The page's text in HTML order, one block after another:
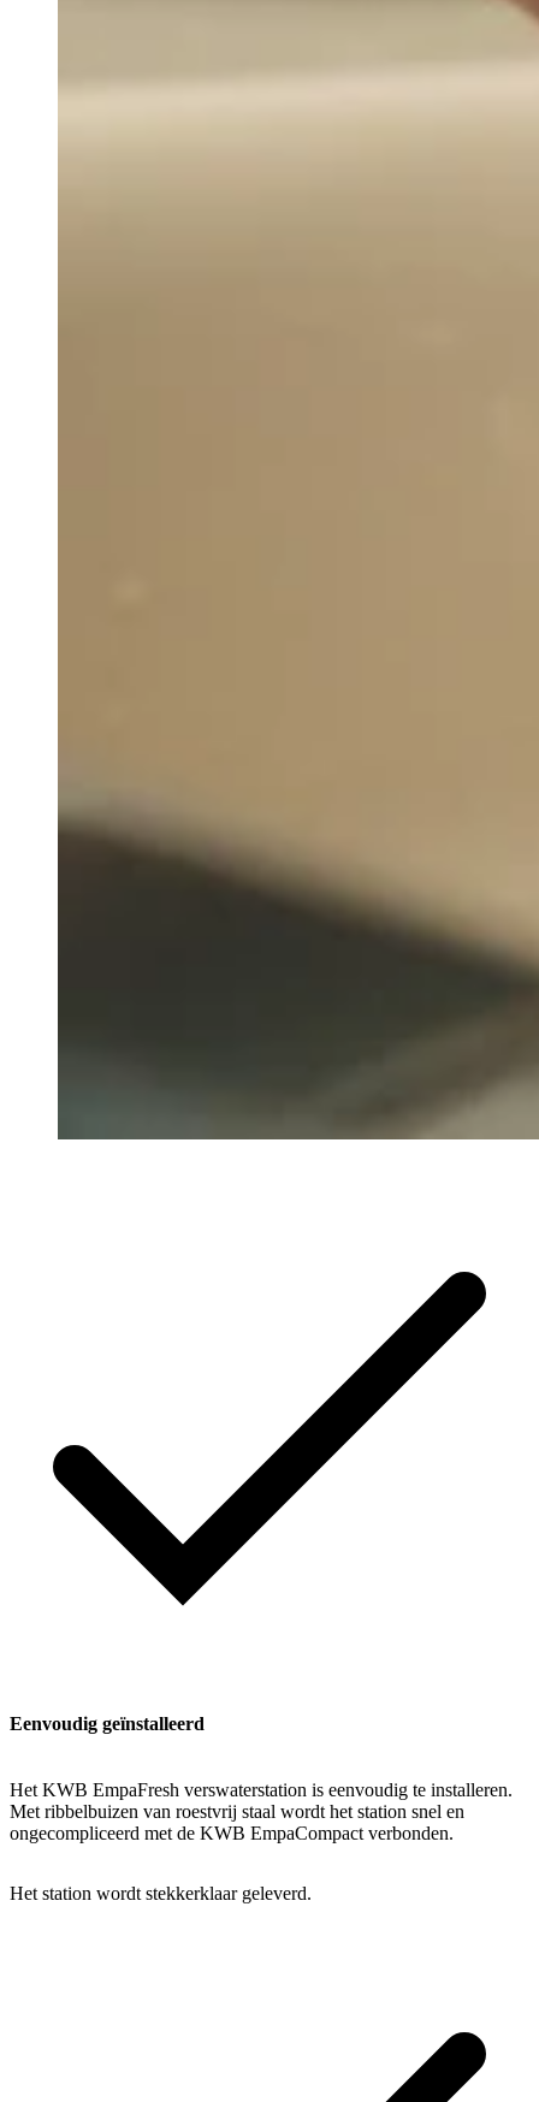
Eenvoudig geïnstalleerd
Het KWB EmpaFresh verswaterstation is eenvoudig te installeren.
Met ribbelbuizen van roestvrij staal wordt het station snel en
ongecompliceerd met de KWB EmpaCompact verbonden.
Het station wordt stekkerklaar geleverd.